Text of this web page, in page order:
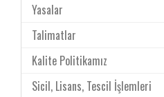
Yasalar
Talimatlar
Kalite Politikamız
Sicil, Lisans, Tescil İşlemleri